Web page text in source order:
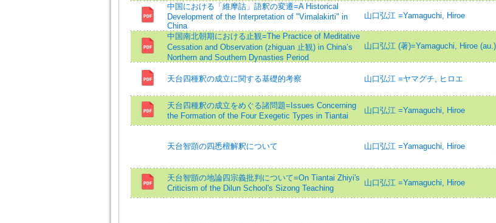
中国における「維摩詰」語釈の変遷=A Historical
Development of the Interpretation of "Vimalakirti" in
China
山口弘江 =Yamaguchi, Hiroe
中国南北朝期における止観=The Practice of Meditative
Cessation and Observation (zhiguan 止観) in China’s
Northern and Southern Dynasties Period
山口弘江 (著)=Yamaguchi, Hiroe (au.)
天台四種釈の成立に関する基礎的考察 山口弘江 =ヤマグチ, ヒロエ
天台四種釈の成立をめぐる諸問題=Issues Concerning
the Formation of the Four Exegetic Types in Tiantai
山口弘江 =Yamaguchi, Hiroe
天台智顗の四悉檀解釈について 山口弘江 =Yamaguchi, Hiroe
天台智顗の地論四宗義批判について=On Tiantai Zhiyi's
Criticism of the Dilun School's Sizong Teaching
山口弘江 =Yamaguchi, Hiroe